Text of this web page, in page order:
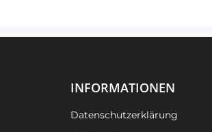
INFORMATIONEN
Datenschutzerklärung